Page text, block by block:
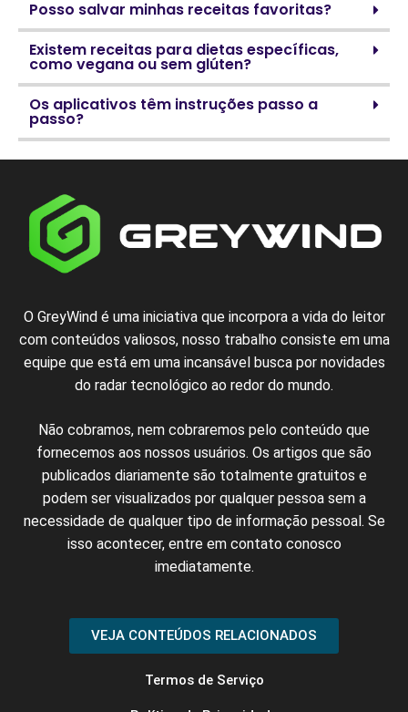
Posso salvar minhas receitas favoritas?
Existem receitas para dietas específicas,
como vegana ou sem glúten?
Os aplicativos têm instruções passo a
passo?
O GreyWind é uma iniciativa que incorpora a vida do leitor
com conteúdos valiosos, nosso trabalho consiste em uma
equipe que está em uma incansável busca por novidades
do radar tecnológico ao redor do mundo.
Não cobramos, nem cobraremos pelo conteúdo que
fornecemos aos nossos usuários. Os artigos que são
publicados diariamente são totalmentegratuitos e
podem ser visualizados por qualquer pessoasem a
necessidadede qualquertipo de informação pessoal. Se
isso acontecer, entre em contato conosco
imediatamente.
VEJA CONTEÚDOS RELACIONADOS
Termos de Serviço